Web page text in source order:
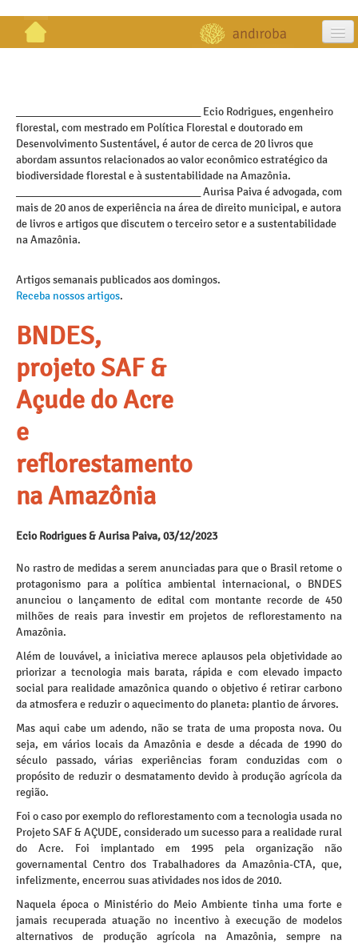
publicações
galeria
contato
_________________________________ Ecio Rodrigues, engenheiro
florestal, com mestrado em Política Florestal e doutorado em
Desenvolvimento Sustentável, é autor de cerca de 20 livros que
abordam assuntos relacionados ao valor econômico estratégico da
biodiversidade florestal e à sustentabilidade na Amazônia.
_________________________________ Aurisa Paiva é advogada, com
mais de 20 anos de experiência na área de direito municipal, e autora
de livros e artigos que discutem o terceiro setor e a sustentabilidade
na Amazônia.
Artigos semanais publicados aos domingos.
Receba nossos artigos.
BNDES,
projeto SAF &
Açude do Acre
e
reflorestamento
na Amazônia
Ecio Rodrigues & Aurisa Paiva, 03/12/2023
No rastro de medidas a serem anunciadas para que o Brasil retome o
protagonismo para a política ambiental internacional, o BNDES
anunciou o lançamento de edital com montante recorde de 450
milhões de reais para investir em projetos de reflorestamento na
Amazônia.
Além de louvável, a iniciativa merece aplausos pela objetividade ao
priorizar a tecnologia mais barata, rápida e com elevado impacto
social para realidade amazônica quando o objetivo é retirar carbono
da atmosfera e reduzir o aquecimento do planeta: plantio de árvores.
Mas aqui cabe um adendo, não se trata de uma proposta nova. Ou
seja, em vários locais da Amazônia e desde a década de 1990 do
século passado, várias experiências foram conduzidas com o
propósito de reduzir o desmatamento devido à produção agrícola da
região.
Foi o caso por exemplo do reflorestamento com a tecnologia usada no
Projeto SAF & AÇUDE, considerado um sucesso para a realidade rural
do Acre. Foi implantado em 1995 pela organização não
governamental Centro dos Trabalhadores da Amazônia-CTA, que,
infelizmente, encerrou suas atividades nos idos de 2010.
Naquela época o Ministério do Meio Ambiente tinha uma forte e
jamais recuperada atuação no incentivo à execução de modelos
alternativos de produção agrícola na Amazônia, sempre na